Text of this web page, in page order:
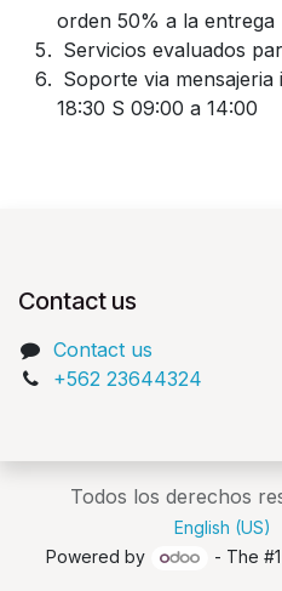
orden 50% a la entrega
Servicios evaluados
Soporte via mensajeria
18:30 S 09:00 a 14:00
Contact us
Contact us
+562 23644324
Todos los derechos
English (US)
Powered by
- The #1